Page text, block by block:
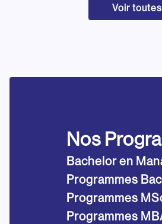
Voir
Nos
Bachelor en
Programmes
Programmes
Programmes